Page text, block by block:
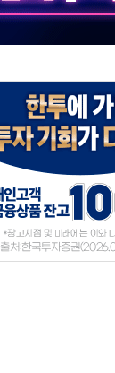
이주 대란도 제한적